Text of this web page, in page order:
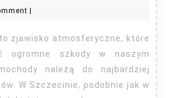
|
ogromne szkody w naszym
należą do najbardziej
W Szczecinie, podobnie jak w